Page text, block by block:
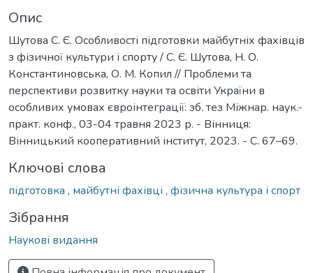
Опис
Шутова С. Є. Особливості підготовки майбутніх фахівців
з фізичної культури і спорту / С. Є. Шутова, Н. О.
Константиновська, О. М. Копил // Проблеми та
перспективи розвитку науки та освіти України в
особливих умовах євроінтеграції: зб. тез Міжнар. наук.-
практ. конф., 03-04 травня 2023 р. - Вінниця:
Вінницький кооперативний інститут, 2023. - С. 67–69.
Ключові слова
підготовка , майбутні фахівці , фізична культура і спорт
Зібрання
Наукові видання